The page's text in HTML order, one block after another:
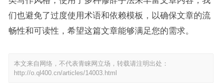
们也避免了过度使用术语和依赖模板，以确保文章的流
畅性和可读性，希望这篇文章能够满足您的需求。
本文来自网络，不代表青睐网立场，转载请注明出处：
http://o.ql400.cn/articles/14003.html